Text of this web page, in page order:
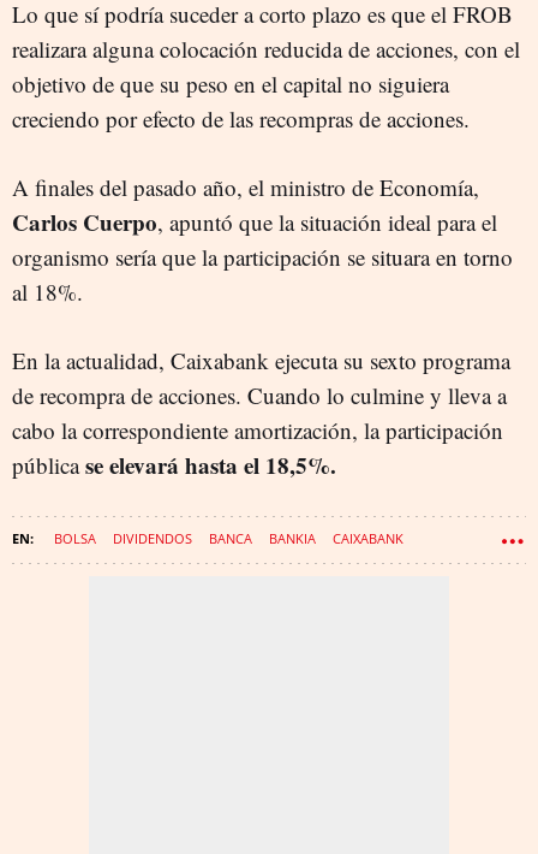
Lo que sí podría suceder a corto plazo es que el FROB
realizara alguna colocación reducida de acciones, con el
objetivo de que su peso en el capital no siguiera
creciendo por efecto de las recompras de acciones.
A finales del pasado año, el ministro de Economía,
Carlos Cuerpo, apuntó que la situación ideal para el
organismo sería que la participación se situara en torno
al 18%.
En la actualidad, Caixabank ejecuta su sexto programa
de recompra de acciones. Cuando lo culmine y lleva a
cabo la correspondiente amortización, la participación
públicase elevará hasta el 18,5%.
BOLSA DIVIDENDOS BANCA BANKIA CAIXABANK